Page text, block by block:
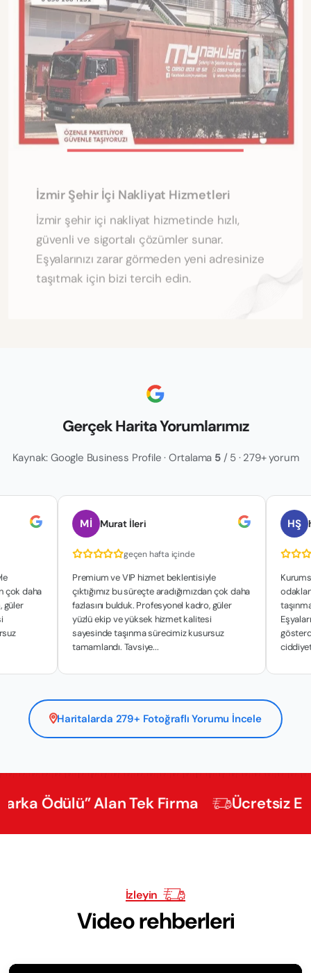
İzmir şehir içi nakliyat hizmetinde hızlı,
güvenli ve sigortalı çözümler sunar.
Eşyalarınızı zarar görmeden yeni adresinize
taşıtmak için bizi tercih edin.
Gerçek Harita Yorumlarımız
Kaynak: Google Business Profile · Ortalama 5/ 5 · 279+ yorum
Murat İleri
geçen hafta içinde
Premium ve VIP hizmet beklentisiyle
çıktığımız bu süreçte aradığımızdan çok daha
fazlasını bulduk. Profesyonel kadro, güler
yüzlü ekip ve yüksek hizmet kalitesi
sayesinde taşınma sürecimiz kusursuz
tamamlandı. Tavsiye...
hakan
Kurumsal
odaklanan
taşınma
Eşyalarımızın
gösterdikleri
ciddiyetle y...
Haritalarda 279+ Fotoğraflı Yorumu İncele
Alan Tek Firma Ücretsiz Ekspertiz
İzleyin
Video rehberleri